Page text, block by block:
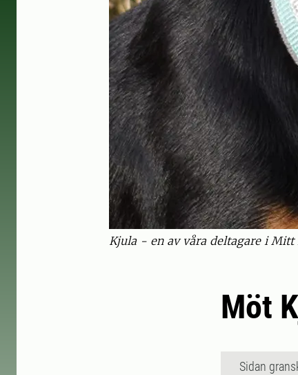
Kjula - en av våra deltagare i Mitt
Möt
Sidan